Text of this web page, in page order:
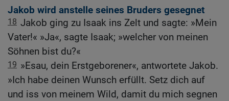
Jakob wird anstelle seines Bruders gesegnet
18 Jakob ging zu Isaak ins Zelt und sagte: »Mein
Vater!« »Ja«, sagte Isaak; »welcher von meinen
Söhnen bist du?«
19 »Esau, dein Erstgeborener«, antwortete Jakob.
»Ich habe deinen Wunsch erfüllt. Setz dich auf
und iss von meinem Wild, damit du mich segnen